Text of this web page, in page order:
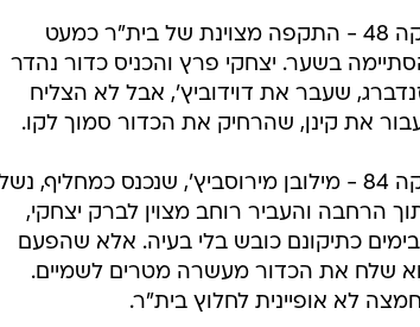
דקה 48 - התקפה מצוינת של בית"ר כמעט
בשער. יצחקי פרץ והכניס כדור נהדר
שעבר את דוידוביץ', אבל לא הצליח
את קינן, שהרחיק את הכדור סמוך לקו.
דקה 84 - מילובן מירוסביץ', שנכנס כמחליף,
הרחבה והעביר רוחב מצוין לברק יצחקי,
כתיקונם כובש בלי בעיה. אלא שהפעם
שלח את הכדור מעשרה מטרים לשמיים.
לא אופיינית לחלוץ בית"ר.